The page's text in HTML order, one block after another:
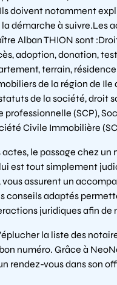
doivent notamment
démarche à suivre.Les
Alban THION sont
adoption, donation,
terrain,
de la région de
de la société, droit
professionnelle (SCP),
Civile Immobilière
actes, le passage chez
est tout simplement
vous assurent un
conseils adaptés
juridiques afin de
la liste des
numéro. Grâce à
rendez-vous dans son